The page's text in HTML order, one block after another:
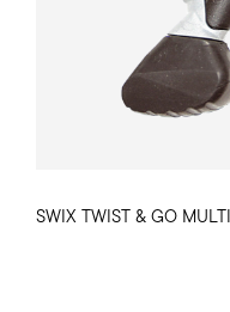
SWIX TWIST & GO